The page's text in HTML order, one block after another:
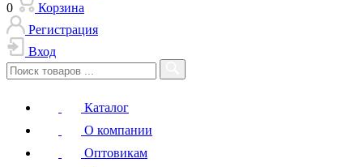
0
Корзина
Регистрация
Вход
Каталог
О компании
Оптовикам